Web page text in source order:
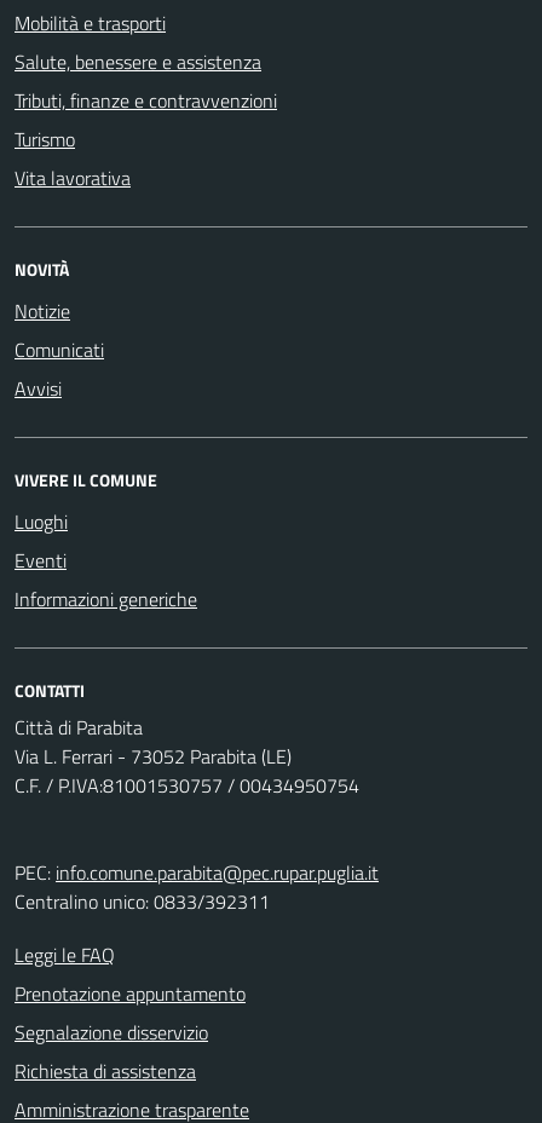
Mobilità e trasporti
Salute, benessere e assistenza
Tributi, finanze e contravvenzioni
Turismo
Vita lavorativa
NOVITÀ
Notizie
Comunicati
Avvisi
VIVERE IL COMUNE
Luoghi
Eventi
Informazioni generiche
CONTATTI
Città di Parabita
Via L. Ferrari - 73052 Parabita (LE)
C.F. / P.IVA:81001530757 / 00434950754
PEC: info.comune.parabita@pec.rupar.puglia.it
Centralino unico: 0833/392311
Leggi le FAQ
Prenotazione appuntamento
Segnalazione disservizio
Richiesta di assistenza
Amministrazione trasparente